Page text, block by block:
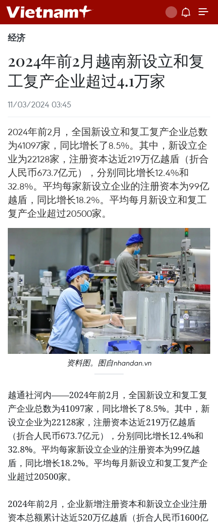
经济
2024年前2月越南新设立和复
工复产企业超过4.1万家
11/03/2024 03:45
2024年前2月，全国新设立和复工复产企业总数
为41097家，同比增长了8.5%。其中，新设立企
业为22128家，注册资本达近219万亿越盾（折合
人民币673.7亿元），分别同比增长12.4%和
32.8%。平均每家新设立企业的注册资本为99亿
越盾，同比增长18.2%。平均每月新设立和复工
复产企业超过20500家。
资料图。图自nhandan.vn
越通社河内——2024年前2月，全国新设立和复工复
产企业总数为41097家，同比增长了8.5%。其中，新
设立企业为22128家，注册资本达近219万亿越盾
（折合人民币673.7亿元），分别同比增长12.4%和
32.8%。平均每家新设立企业的注册资本为99亿越
盾，同比增长18.2%。平均每月新设立和复工复产企
业超过20500家。
2024年前2月，企业新增注册资本和新设立企业注册
资本总额累计达近520万亿越盾（折合人民币1600亿